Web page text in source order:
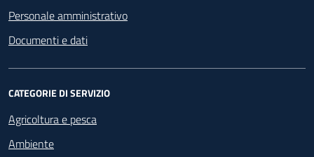
Personale amministrativo
Documenti e dati
CATEGORIE DI SERVIZIO
Agricoltura e pesca
Ambiente